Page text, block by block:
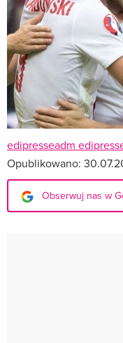
edipresseadm
Opublikowano:
Obserwuj nas w